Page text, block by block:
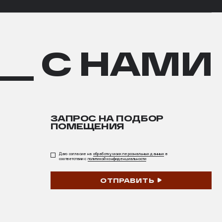
С НАМИ
ЗАПРОС НА ПОДБОР
ПОМЕЩЕНИЯ
Даю согласие на обработку моих персональных данных в
соответствии с политикой конфиденциальности
ОТПРАВИТЬ